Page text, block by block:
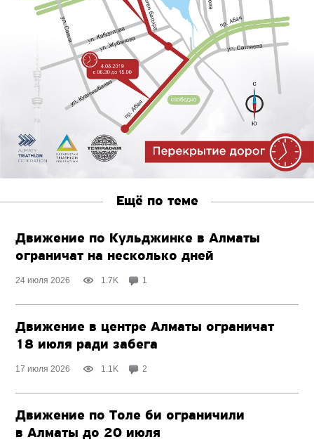
Ещё по теме
Движение по Кульджинке в Алматы
ограничат на несколько дней
24 июля 2026 1.7K 1
Движение в центре Алматы ограничат
18 июля ради забега
17 июля 2026 1.1K 2
Движение по Толе би ограничили
в Алматы до 20 июля